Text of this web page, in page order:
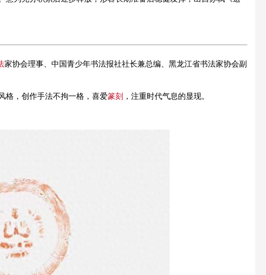
家协会理事、中国青少年书法报社社长兼总编、黑龙江省书法家协会副
格，创作手法不拘一格，喜爱篆刻 ，注重时代气息的显现。